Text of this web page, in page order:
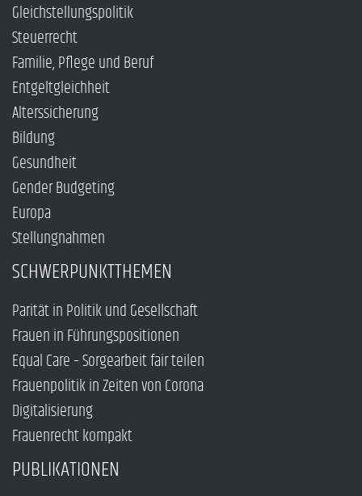
Gleichstellungspolitik
Steuerrecht
Familie, Pflege und Beruf
Entgeltgleichheit
Alterssicherung
Bildung
Gesundheit
Gender Budgeting
Europa
Stellungnahmen
SCHWERPUNKTTHEMEN
Parität in Politik und Gesellschaft
Frauen in Führungspositionen
Equal Care – Sorgearbeit fair teilen
Frauenpolitik in Zeiten von Corona
Digitalisierung
Frauenrecht kompakt
PUBLIKATIONEN